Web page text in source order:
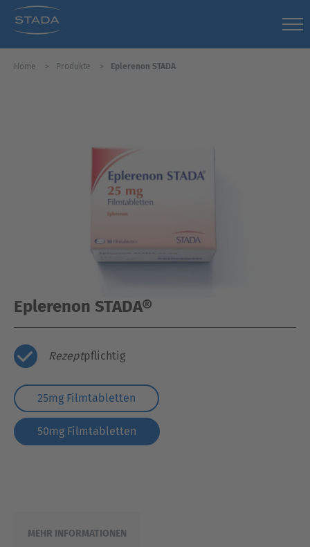
Home Produkte Eplerenon STADA
Eplerenon STADA®
Rezeptpflichtig
25mg Filmtabletten
50mg Filmtabletten
MEHR INFORMATIONEN